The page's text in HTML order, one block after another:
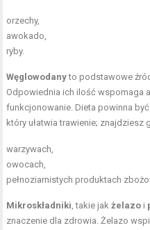
orzechy,
awokado,
ryby.
Węglowodanyto podstawowe
Odpowiednia ich ilość wspomaga
funkcjonowanie. Dieta powinna
który ułatwia trawienie; znajdziesz
warzywach,
owocach,
pełnoziarnistych produktach
Mikroskładniki , takie jakżelazo i
znaczenie dla zdrowia. Żelazo